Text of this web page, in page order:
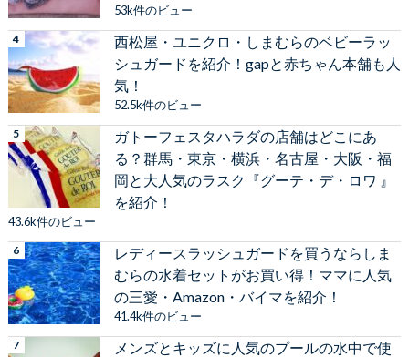
53k件のビュー
西松屋・ユニクロ・しまむらのベビーラッ
シュガードを紹介！gapと赤ちゃん本舗も人
気！
52.5k件のビュー
ガトーフェスタハラダの店舗はどこにあ
る？群馬・東京・横浜・名古屋・大阪・福
岡と大人気のラスク『グーテ・デ・ロワ 』
を紹介！
43.6k件のビュー
レディースラッシュガードを買うならしま
むらの水着セットがお買い得！ママに人気
の三愛・Amazon・バイマを紹介！
41.4k件のビュー
メンズとキッズに人気のプールの水中で使